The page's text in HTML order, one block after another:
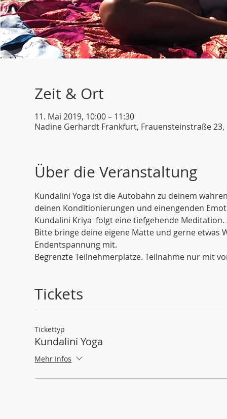
Zeit & Ort
11. Mai 2019, 10:00 – 11:30
Nadine Gerhardt Frankfurt, Frauensteinstraße
Über die Veranstaltung
Kundalini Yoga ist die Autobahn zu deinem
deinen Konditionierungen und einengenden
Kundalini Kriya  folgt eine tiefgehende Meditation.
Bitte bringe deine eigene Matte und gerne etwas
Endentspannung mit.
Begrenzte Teilnehmerplätze. Teilnahme nur mit
Tickets
Tickettyp
Kundalini Yoga
Mehr Infos